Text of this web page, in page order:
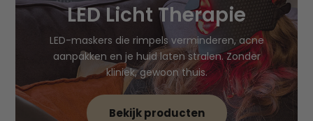
LED Licht Therapie
LED-maskers die rimpels verminderen, acne
aanpakken en je huid laten stralen. Zonder
kliniek, gewoon thuis.
Bekijk producten